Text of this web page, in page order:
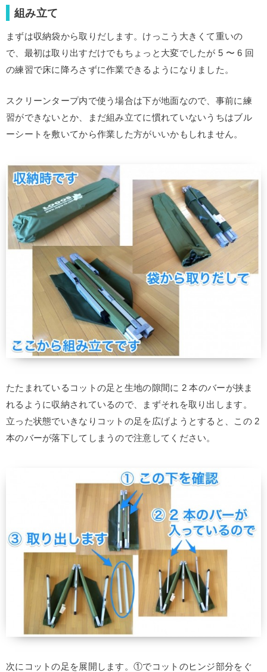
組み立て
まずは収納袋から取りだします。けっこう大きくて重いの
で、最初は取り出すだけでもちょっと大変でしたが 5 〜 6 回
の練習で床に降ろさずに作業できるようになりました。
スクリーンタープ内で使う場合は下が地面なので、事前に練
習ができないとか、まだ組み立てに慣れていないうちはブル
ーシートを敷いてから作業した方がいいかもしれません。
たたまれているコットの足と生地の隙間に 2 本のバーが挟ま
れるように収納されているので、まずそれを取り出します。
立った状態でいきなりコットの足を広げようとすると、この 2
本のバーが落下してしまうので注意してください。
次にコットの足を展開します。①でコットのヒンジ部分をぐ